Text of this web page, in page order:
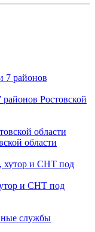
Ростовской
области
и СНТ под